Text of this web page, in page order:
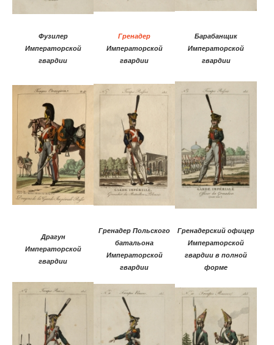
Фузилер
Императорской
гвардии
Гренадер
Императорской
гвардии
Барабанщик
Императорской
гвардии
Драгун
Императорской
гвардии
Гренадер Польского
батальона
Императорской
гвардии
Гренадерский офицер
Императорской
гвардии в полной
форме